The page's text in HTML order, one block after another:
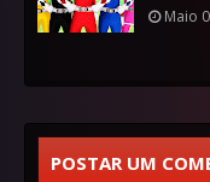
Maio
POSTAR UM